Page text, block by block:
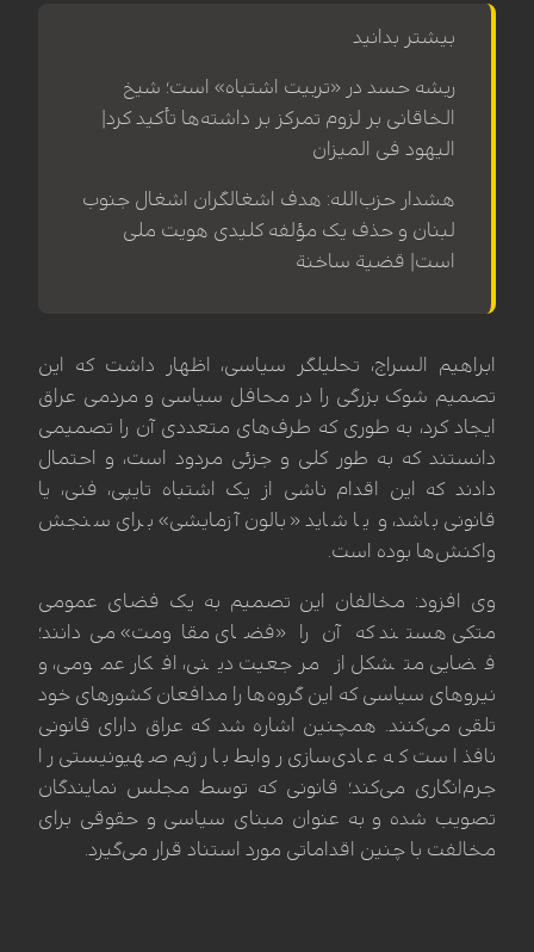
بیشتر بدانید
ریشه حسد در «تربیت اشتباه» است؛ شیخ
الخاقانی بر لزوم تمرکز بر داشته‌ها تأکید کرد|
الیهود فی المیزان
هشدار حزب‌الله: هدف اشغالگران اشغال جنوب
لبنان و حذف یک مؤلفه کلیدی هویت ملی
است| قضیة ساخنة
ابراهیم السراج، تحلیلگر سیاسی، اظهار داشت که این
تصمیم شوک بزرگی را در محافل سیاسی و مردمی عراق
ایجاد کرد، به طوری که طرف‌های متعددی آن را تصمیمی
دانستند که به طور کلی و جزئی مردود است، و احتمال
دادند که این اقدام ناشی از یک اشتباه تایپی، فنی، یا
قانونی باشد، و یا شاید «بالون آزمایشی» برای سنجش
واکنش‌ها بوده است.
وی افزود: مخالفان این تصمیم به یک فضای عمومی
متکی هستند که آن را «فضای مقاومت» می‌دانند؛
فضایی متشکل از مرجعیت دینی، افکار عمومی، و
نیروهای سیاسی که این گروه‌ها را مدافعان کشورهای خود
تلقی می‌کنند. همچنین اشاره شد که عراق دارای قانونی
نافذ است که عادی‌سازی روابط با رژیم صهیونیستی را
جرم‌انگاری می‌کند؛ قانونی که توسط مجلس نمایندگان
تصویب شده و به عنوان مبنای سیاسی و حقوقی برای
مخالفت با چنین اقداماتی مورد استناد قرار می‌گیرد.